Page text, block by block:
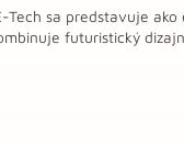
Tech sa predstavuje ako
futuristický